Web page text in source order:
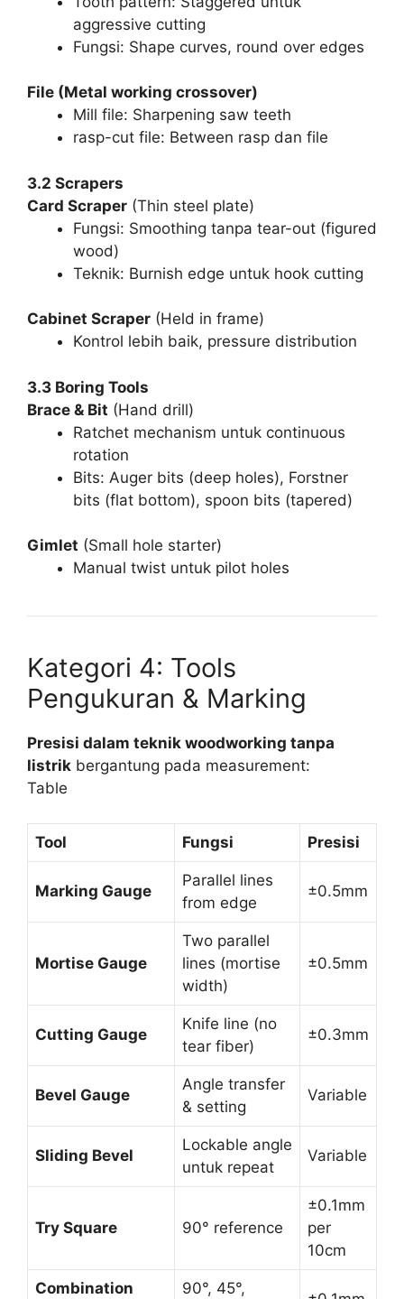
aggressive cutting
Fungsi: Shape curves, round over edges
File (Metal working crossover)
Mill file: Sharpening saw teeth
rasp-cut file: Between rasp dan file
3.2 Scrapers
Card Scraper (Thin steel plate)
Fungsi: Smoothing tanpa tear-out (figured
wood)
Teknik: Burnish edge untuk hook cutting
Cabinet Scraper (Held in frame)
Kontrol lebih baik, pressure distribution
3.3 Boring Tools
Brace & Bit (Hand drill)
Ratchet mechanism untuk continuous
rotation
Bits: Auger bits (deep holes), Forstner
bits (flat bottom), spoon bits (tapered)
Gimlet (Small hole starter)
Manual twist untuk pilot holes
Kategori 4: Tools
Pengukuran & Marking
Presisi dalam teknik woodworking tanpa
listrik bergantung pada measurement:
Table
Tool Fungsi Presisi
Marking Gauge
Parallel lines
from edge
±0.5mm
Mortise Gauge
Two parallel
lines (mortise
width)
±0.5mm
Cutting Gauge
Knife line (no
tear fiber)
±0.3mm
Bevel Gauge
Angle transfer
& setting
Variable
Sliding Bevel
Lockable angle
untuk repeat
Variable
Try Square 90° reference
±0.1mm
per
10cm
Combination
90°, 45°,